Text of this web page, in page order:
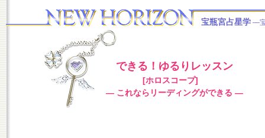
宝瓶宮占星学 ―
できる！ゆるりレッスン
[ホロスコープ]
― これならリーディングができる ―